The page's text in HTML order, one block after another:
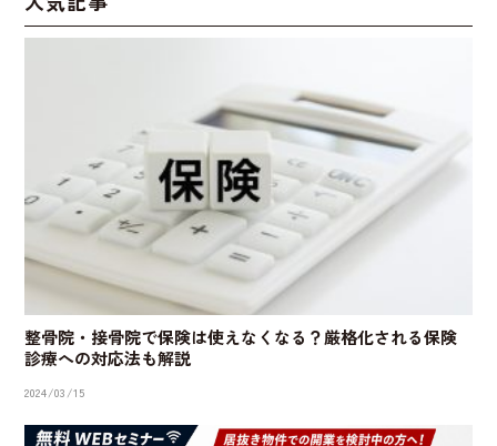
整骨院・接骨院で保険は使えなくなる？厳格化される保険
診療への対応法も解説
2024/03/15